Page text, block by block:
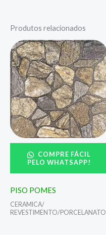
Produtos relacionados
COMPRE FÁCIL
PELO WHATSAPP!
PISO POMES
CERAMICA/
REVESTIMENTO/PORCELANATO